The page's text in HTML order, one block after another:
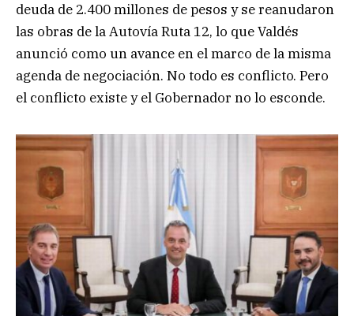
deuda de 2.400 millones de pesos y se reanudaron
las obras de la Autovía Ruta 12, lo que Valdés
anunció como un avance en el marco de la misma
agenda de negociación. No todo es conflicto. Pero
el conflicto existe y el Gobernador no lo esconde.